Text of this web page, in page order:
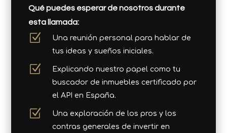
Qué puedes esperar de nosotros durante
esta llamada:
Z
Una reunión personal para hablar de
tus ideas y sueños iniciales.
Z
Explicando nuestro papel como tu
buscador de inmuebles certificado por
el API en España.
Z
Una exploración de los pros y los
contras generales de invertir en